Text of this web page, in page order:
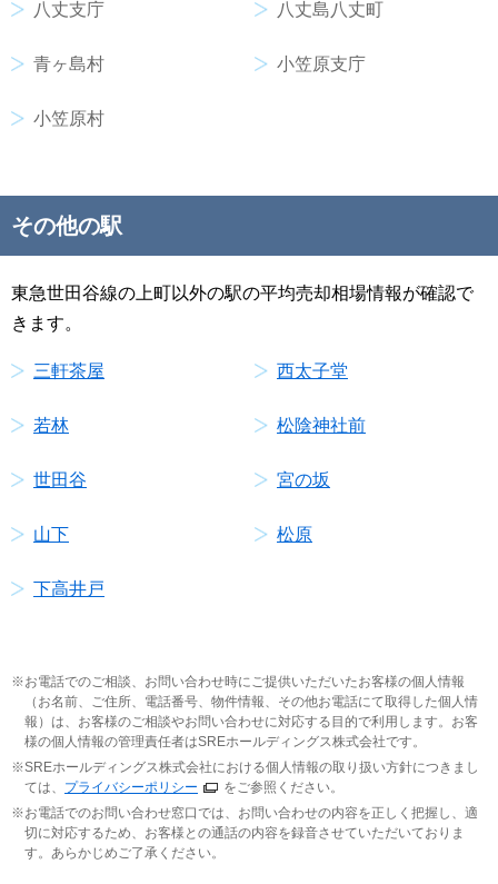
八丈支庁 八丈島八丈町
青ヶ島村 小笠原支庁
小笠原村
その他の駅
東急世田谷線の上町以外の駅の平均売却相場情報が確認で
きます。
三軒茶屋 西太子堂
若林 松陰神社前
世田谷 宮の坂
山下 松原
下高井戸
お電話でのご相談、お問い合わせ時にご提供いただいたお客様の個人情報
（お名前、ご住所、電話番号、物件情報、その他お電話にて取得した個人情
報）は、お客様のご相談やお問い合わせに対応する目的で利用します。お客
様の個人情報の管理責任者はSREホールディングス株式会社です。
SREホールディングス株式会社における個人情報の取り扱い方針につきまし
ては、 プライバシーポリシー
をご参照ください。
お電話でのお問い合わせ窓口では、お問い合わせの内容を正しく把握し、適
切に対応するため、お客様との通話の内容を録音させていただいておりま
す。あらかじめご了承ください。